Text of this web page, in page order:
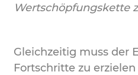
Wertschöpfungskette
Gleichzeitig muss der
Fortschritte zu